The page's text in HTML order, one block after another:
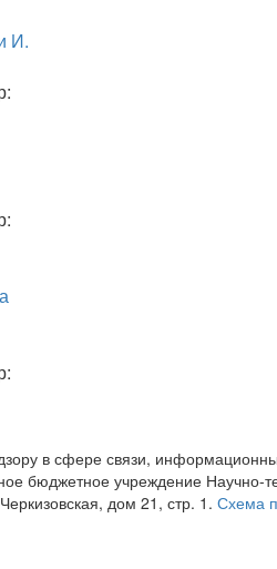
И.
в сфере связи,
бюджетное учреждение Научно-
дом 21, стр. 1. Схема